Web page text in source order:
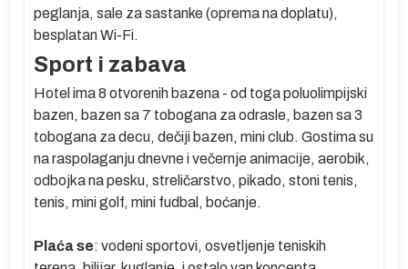
peglanja, sale za sastanke (oprema na doplatu),
besplatan Wi-Fi.
Sport i zabava
Hotel ima 8 otvorenih bazena - od toga poluolimpijski
bazen, bazen sa 7 tobogana za odrasle, bazen sa 3
tobogana za decu, dečiji bazen, mini club. Gostima su
na raspolaganju dnevne i večernje animacije, aerobik,
odbojka na pesku, streličarstvo, pikado, stoni tenis,
tenis, mini golf, mini fudbal, boćanje.
Plaća se: vodeni sportovi, osvetljenje teniskih